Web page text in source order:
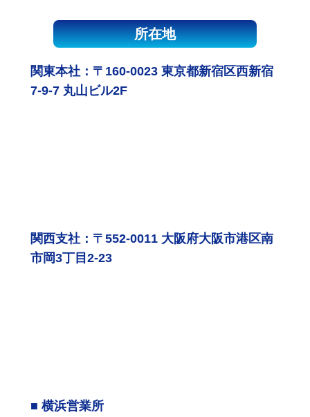
所在地
関東本社：〒160-0023 東京都新宿区西新宿
7-9-7 丸山ビル2F
関西支社：〒552-0011 大阪府大阪市港区南
市岡3丁目2-23
■ 横浜営業所